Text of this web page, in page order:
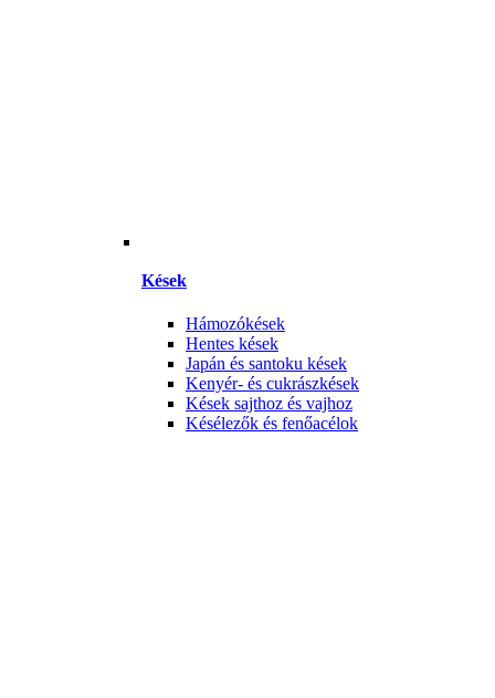
Kések
Hámozókések
Hentes kések
Japán és santoku kések
Kenyér- és cukrászkések
Kések sajthoz és vajhoz
Késélezők és fenőacélok